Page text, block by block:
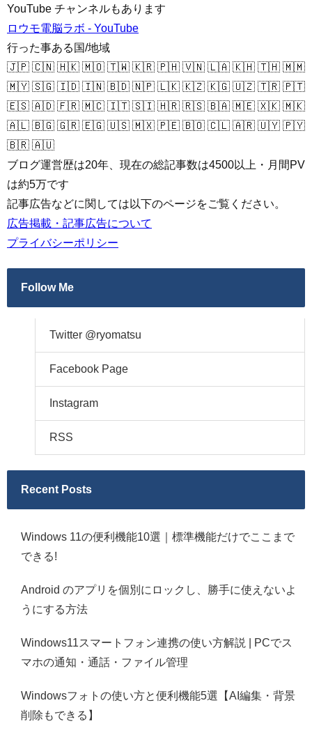
YouTube チャンネルもあります
ロウモ電脳ラボ - YouTube
行った事ある国/地域
🇯🇵 🇨🇳 🇭🇰 🇲🇴 🇹🇼 🇰🇷 🇵🇭 🇻🇳 🇱🇦 🇰🇭 🇹🇭 🇲🇲
🇲🇾 🇸🇬 🇮🇩 🇮🇳 🇧🇩 🇳🇵 🇱🇰 🇰🇿 🇰🇬 🇺🇿 🇹🇷 🇵🇹
🇪🇸 🇦🇩 🇫🇷 🇲🇨 🇮🇹 🇸🇮 🇭🇷 🇷🇸 🇧🇦 🇲🇪 🇽🇰 🇲🇰
🇦🇱 🇧🇬 🇬🇷 🇪🇬 🇺🇸 🇲🇽 🇵🇪 🇧🇴 🇨🇱 🇦🇷 🇺🇾 🇵🇾
🇧🇷 🇦🇺
ブログ運営歴は20年、現在の総記事数は4500以上・月間PV
は約5万です
記事広告などに関しては以下のページをご覧ください。
広告掲載・記事広告について
プライバシーポリシー
Follow Me
Twitter @ryomatsu
Facebook Page
Instagram
RSS
Recent Posts
Windows 11の便利機能10選｜標準機能だけでここまで
できる!
Android のアプリを個別にロックし、勝手に使えないよ
うにする方法
Windows11スマートフォン連携の使い方解説 | PCでス
マホの通知・通話・ファイル管理
Windowsフォトの使い方と便利機能5選【AI編集・背景
削除もできる】